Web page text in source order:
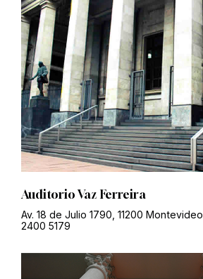
Auditorio Vaz Ferreira
Av. 18 de Julio 1790, 11200 Montevideo
2400 5179